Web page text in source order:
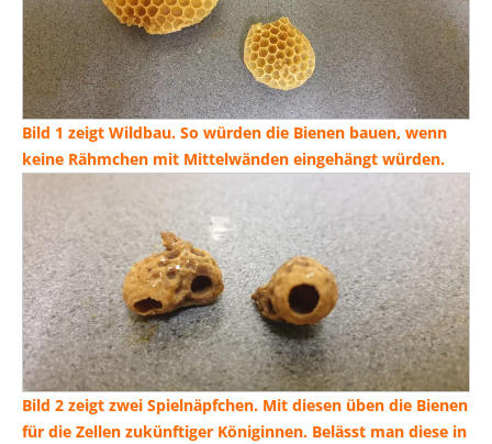
Bild 1 zeigt Wild­bau. So wür­den die Bie­nen bau­en, wenn
kei­ne Rähm­chen mit Mit­tel­wän­den ein­ge­hängt würden.
Bild 2 zeigt zwei Spiel­näpf­chen. Mit die­sen üben die Bie­nen
für die Zel­len zukünf­ti­ger Köni­gin­nen. Belässt man die­se in